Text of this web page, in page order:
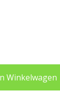
Winkelwagen